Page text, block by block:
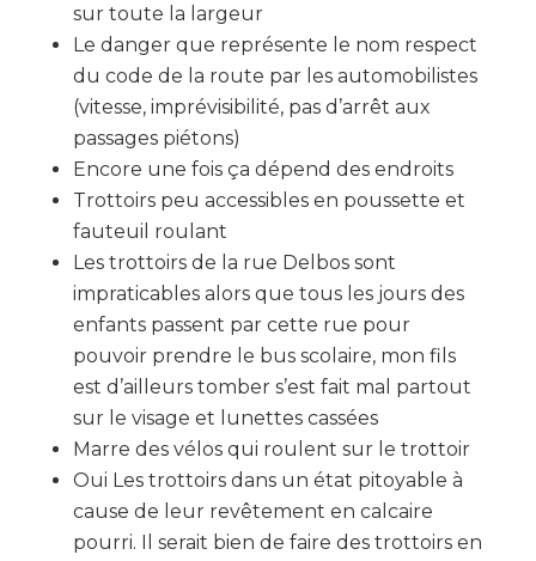
sur toute la largeur
Le danger que représente le nom respect
du code de la route par les automobilistes
(vitesse, imprévisibilité, pas d’arrêt aux
passages piétons)
Encore une fois ça dépend des endroits
Trottoirs peu accessibles en poussette et
fauteuil roulant
Les trottoirs de la rue Delbos sont
impraticables alors que tous les jours des
enfants passent par cette rue pour
pouvoir prendre le bus scolaire, mon fils
est d’ailleurs tomber s’est fait mal partout
sur le visage et lunettes cassées
Marre des vélos qui roulent sur le trottoir
Oui Les trottoirs dans un état pitoyable à
cause de leur revêtement en calcaire
pourri. Il serait bien de faire des trottoirs en